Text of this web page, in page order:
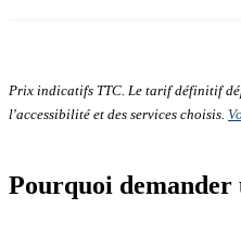
Prix indicatifs TTC. Le tarif définitif
l'accessibilité et des services choisis.
Pourquoi demander